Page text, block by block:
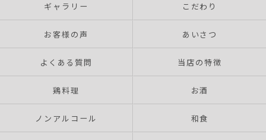
ギャラリー こだわり
お客様の声 あいさつ
よくある質問 当店の特徴
鶏料理 お酒
ノンアルコール 和食